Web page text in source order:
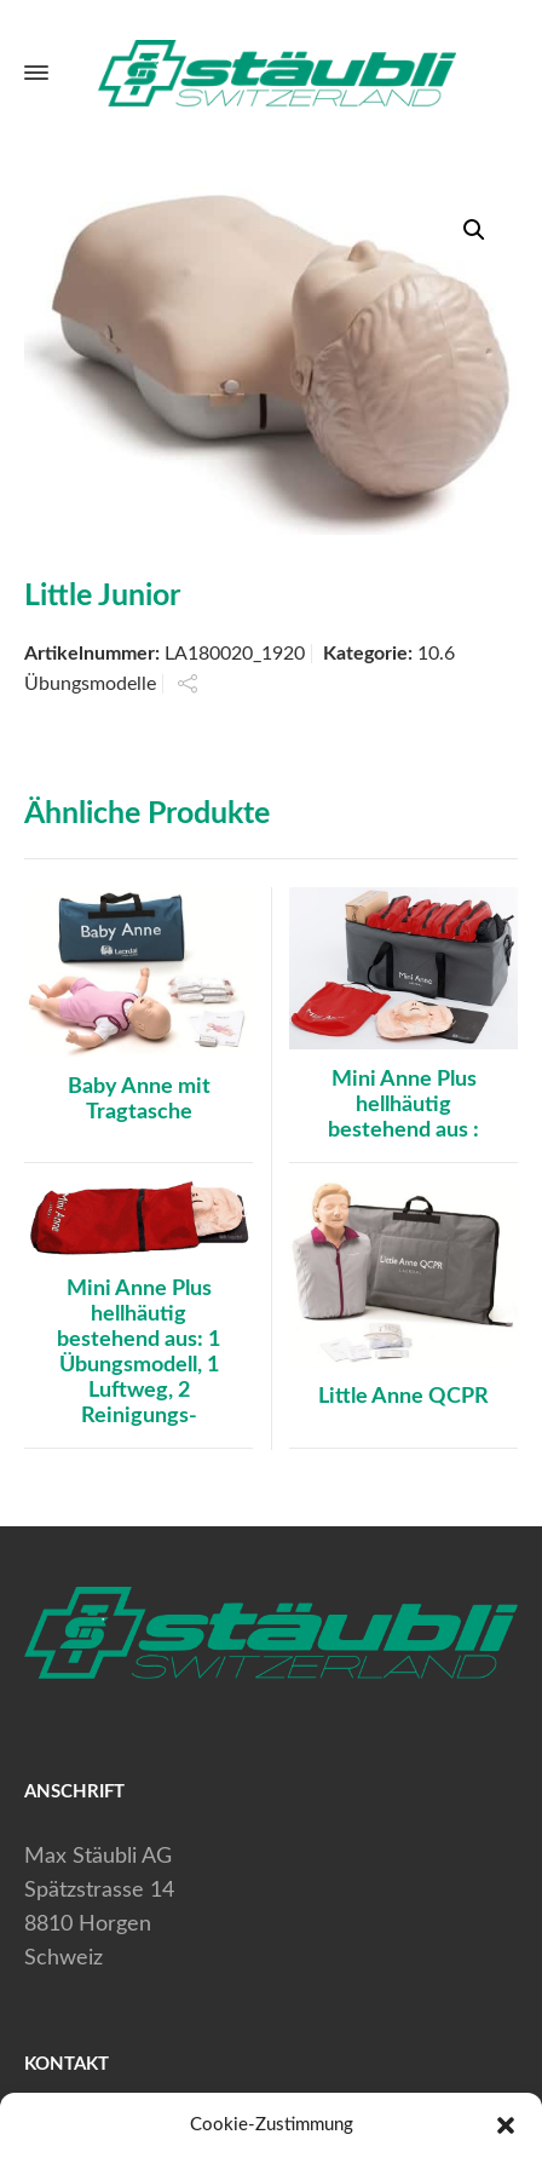
Cookie-Zustimmung
Little Junior
Artikelnummer: LA180020_1920 Kategorie: 10.6
Übungsmodelle
Ähnliche Produkte
Baby Anne mit
Tragtasche
Mini Anne Plus
hellhäutig
bestehend aus :
Mini Anne Plus
hellhäutig
bestehend aus: 1
Übungsmodell, 1
Luftweg, 2
Reinigungs-
Little Anne QCPR
ANSCHRIFT
Max Stäubli AG
Spätzstrasse 14
8810 Horgen
Schweiz
KONTAKT
+41 (0) 44 728 80 40